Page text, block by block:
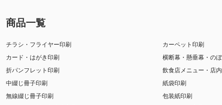
商品一覧
チラシ・フライヤー印刷
カード・はがき印刷
折パンフレット印刷
中綴じ冊子印刷
無線綴じ冊子印刷
カーペット印刷
横断幕・懸垂幕・の
飲食店メニュー・店
紙袋印刷
包装紙印刷